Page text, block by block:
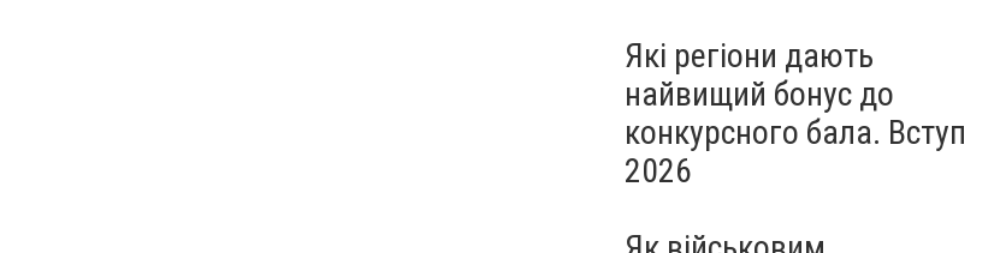
Які регіони дають
найвищий бонус до
конкурсного бала. Вступ
2026